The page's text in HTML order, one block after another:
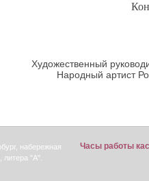
Художественный
Народный артист
набережная
"А".
Часы работы